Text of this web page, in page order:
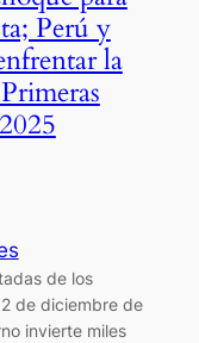
Perú y
la
de los
de diciembre de
invierte miles